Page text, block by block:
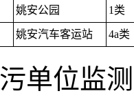
姚安公园 1类
姚安汽车客运站 4a类
单位监